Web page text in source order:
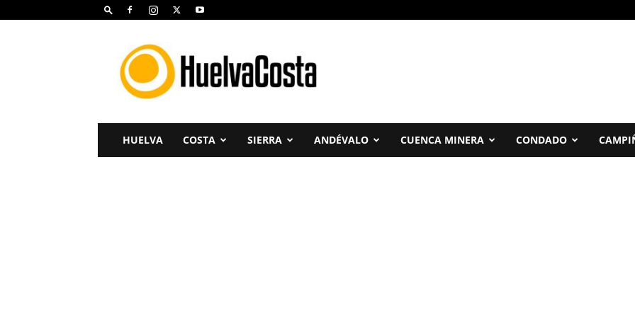
Huelva
Costa
HUELVA COSTA SIERRA ANDÉVALO CUENCA MINERA CONDADO